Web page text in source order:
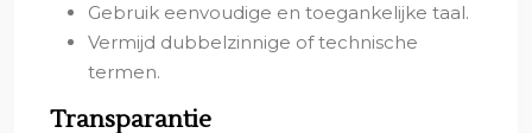
Gebruik eenvoudige en toegankelijke taal.
Vermijd dubbelzinnige of technische
termen.
Transparantie